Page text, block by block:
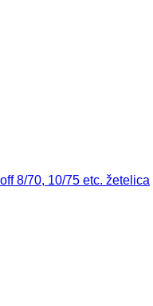
8/70, 10/75 etc. žetelica